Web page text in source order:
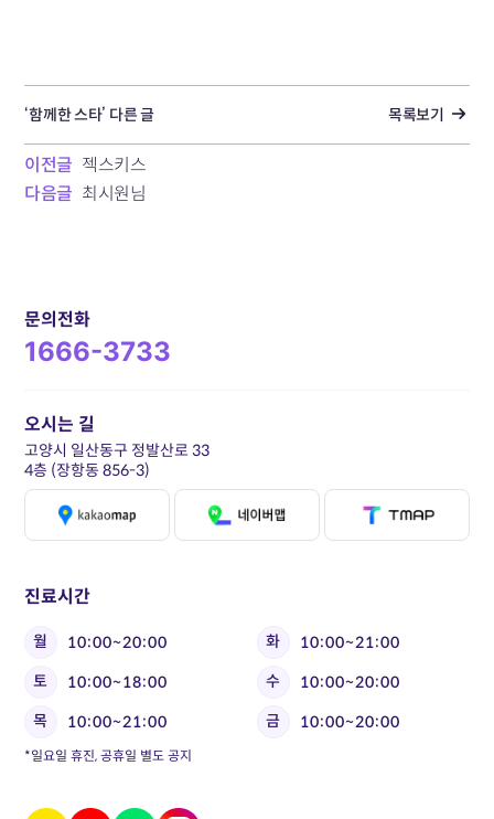
‘함께한 스타’ 다른 글 목록보기
이전글 젝스키스
다음글 최시원님
문의전화
1666-3733
진료시간
월 10:00~20:00 화
10:00~21:00
토
10:00~18:00 수
10:00~20:00
목
10:00~21:00 금 10:00~20:00
*일요일 휴진, 공휴일 별도 공지
오시는 길
고양시 일산동구 정발산로 33
4층 (장항동 856-3)